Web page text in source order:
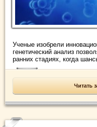
Ученые изобрели
генетический анализ
ранних стадиях, когда
Читать